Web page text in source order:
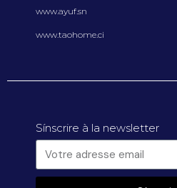
www.ayuf.sn
www.taohome.ci
Sínscrire à la newsletter